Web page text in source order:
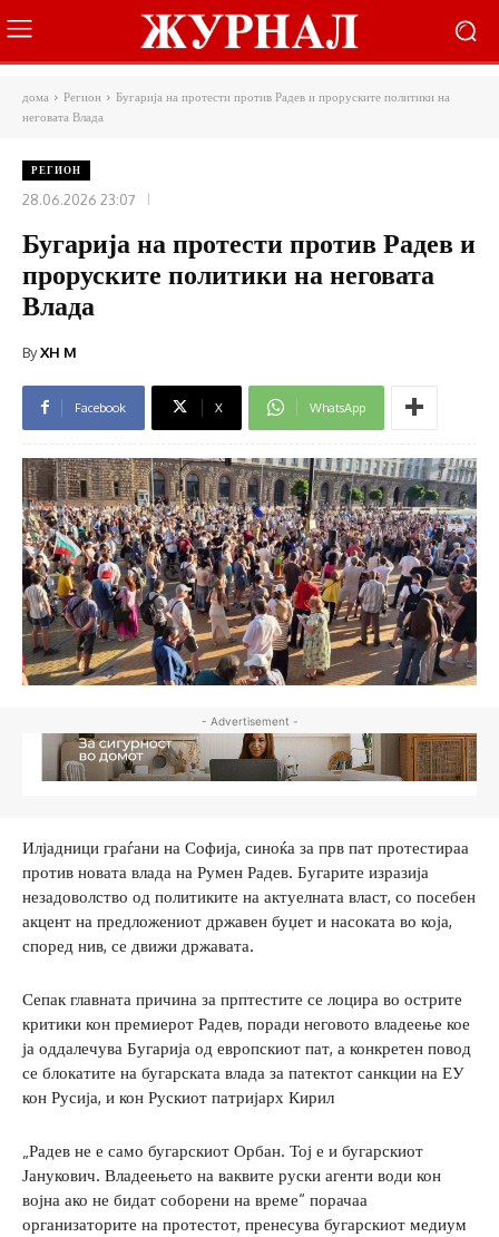
дома Регион
Бугарија на протести против Радев и проруските политики на
неговата Влада
РЕГИОН
28.06.2026 23:07
Бугарија на протести против Радев и
проруските политики на неговата
Влада
ByXH M
Facebook X WhatsApp
- Advertisement -
Илјадници граѓани на Софија, синоќа за прв пат протестираа
против новата влада на Румен Радев. Бугарите изразија
незадоволство од политиките на актуелната власт, со посебен
акцент на предложениот државен буџет и насоката во која,
според нив, се движи државата.
Сепак главната причина за прптестите се лоцира во острите
критики кон премиерот Радев, поради неговото владеење кое
ја оддалечува Бугарија од европскиот пат, а конкретен повод
се блокатите на бугарската влада за патектот санкции на ЕУ
кон Русија, и кон Рускиот патријарх Кирил
„Радев не е само бугарскиот Орбан. Тој е и бугарскиот
Јанукович. Владеењето на ваквите руски агенти води кон
војна ако не бидат соборени на време“ порачаа
организаторите на протестот, пренесува бугарскиот медиум